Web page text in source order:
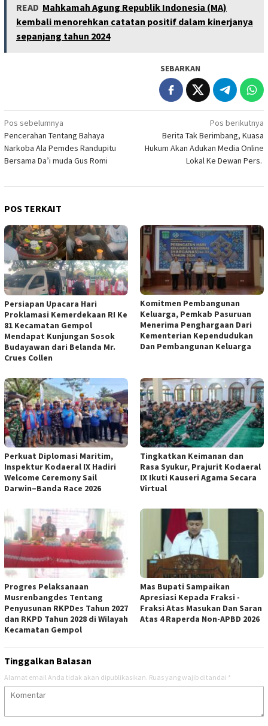
READ Mahkamah Agung Republik Indonesia (MA)
kembali menorehkan catatan positif dalam kinerjanya
sepanjang tahun 2024
SEBARKAN
Navigasi
pos
Pos sebelumnya
Pencerahan Tentang Bahaya
Narkoba Ala Pemdes Randupitu
Bersama Da’i muda Gus Romi
Pos berikutnya
Berita Tak Berimbang, Kuasa
Hukum Akan Adukan Media Online
Lokal Ke Dewan Pers.
POS TERKAIT
Persiapan Upacara Hari
Proklamasi Kemerdekaan RI Ke
81 Kecamatan Gempol
Mendapat Kunjungan Sosok
Budayawan dari Belanda Mr.
Crues Collen
Komitmen Pembangunan
Keluarga, Pemkab Pasuruan
Menerima Penghargaan Dari
Kementerian Kependudukan
Dan Pembangunan Keluarga
Perkuat Diplomasi Maritim,
Inspektur Kodaeral IX Hadiri
Welcome Ceremony Sail
Darwin–Banda Race 2026
Tingkatkan Keimanan dan
Rasa Syukur, Prajurit Kodaeral
IX Ikuti Kauseri Agama Secara
Virtual
Progres Pelaksanaan
Musrenbangdes Tentang
Penyusunan RKPDes Tahun 2027
dan RKPD Tahun 2028 di Wilayah
Kecamatan Gempol
Mas Bupati Sampaikan
Apresiasi Kepada Fraksi -
Fraksi Atas Masukan Dan Saran
Atas 4 Raperda Non-APBD 2026
Tinggalkan Balasan
Alamat email Anda tidak akan dipublikasikan. Ruas yang wajib ditandai *